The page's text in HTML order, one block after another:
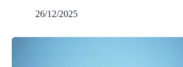
26/12/2025